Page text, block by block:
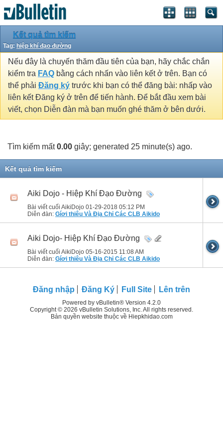
Kết quả tìm kiếm
Tag: hiệp khí đạo đường
Nếu đây là chuyến thăm đầu tiên của bạn, hãy chắc chắn
kiểm tra FAQ bằng cách nhấn vào liên kết ở trên. Bạn có
thể phải Đăng ký trước khi bạn có thể đăng bài: nhấp vào
liên kết Đăng ký ở trên để tiến hành. Để bắt đầu xem bài
viết, chọn Diễn đàn mà bạn muốn ghé thăm ở bên dưới.
Tìm kiếm mất0.00 giây; generated 25 minute(s) ago.
Kết quả tìm kiếm
Aiki Dojo - Hiệp Khí Đạo Đường
Bài viết cuối AikiDojo 01-29-2018 05:12 PM
Diễn đàn: Gíơi thiêu Và Địa Chỉ Các CLB Aikido
Aiki Dojo- Hiệp Khí Đạo Đường
Bài viết cuối AikiDojo 05-16-2015 11:08 AM
Diễn đàn: Gíơi thiêu Và Địa Chỉ Các CLB Aikido
Đăng nhập Đăng Ký Full Site Lên trên
Powered by vBulletin® Version 4.2.0
Copyright © 2026 vBulletin Solutions, Inc. All rights reserved.
Bản quyền website thuộc về Hiepkhidao.com